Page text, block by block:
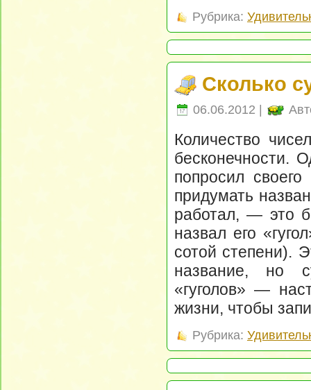
Рубрика:
Сколько
06.06.2012 |
Количество
бесконечности.
попросил
придумать
работал, — это
назвал его
сотой степени).
название, но
«гуголов» —
жизни, чтобы
Рубрика: